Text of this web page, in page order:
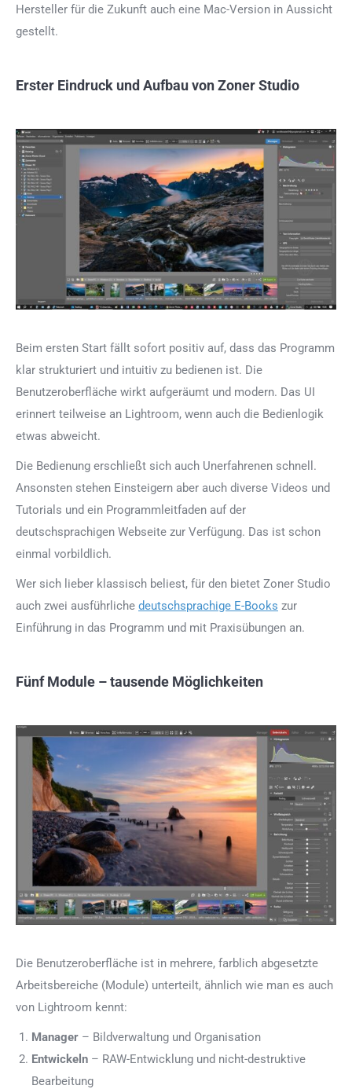
Hersteller für die Zukunft auch eine Mac-Version in Aussicht
gestellt.
Erster Eindruck und Aufbau von Zoner Studio
Beim ersten Start fällt sofort positiv auf, dass das Programm
klar strukturiert und intuitiv zu bedienen ist. Die
Benutzeroberfläche wirkt aufgeräumt und modern. Das UI
erinnert teilweise an Lightroom, wenn auch die Bedienlogik
etwas abweicht.
Die Bedienung erschließt sich auch Unerfahrenen schnell.
Ansonsten stehen Einsteigern aber auch diverse Videos und
Tutorials und ein Programmleitfaden auf der
deutschsprachigen Webseite zur Verfügung. Das ist schon
einmal vorbildlich.
Wer sich lieber klassisch beliest, für den bietet Zoner Studio
auch zwei ausführliche deutschsprachige E-Books zur
Einführung in das Programm und mit Praxisübungen an.
Fünf Module – tausende Möglichkeiten
Die Benutzeroberfläche ist in mehrere, farblich abgesetzte
Arbeitsbereiche (Module) unterteilt, ähnlich wie man es auch
von Lightroom kennt:
Manager – Bildverwaltung und Organisation
Entwickeln – RAW-Entwicklung und nicht-destruktive
Bearbeitung